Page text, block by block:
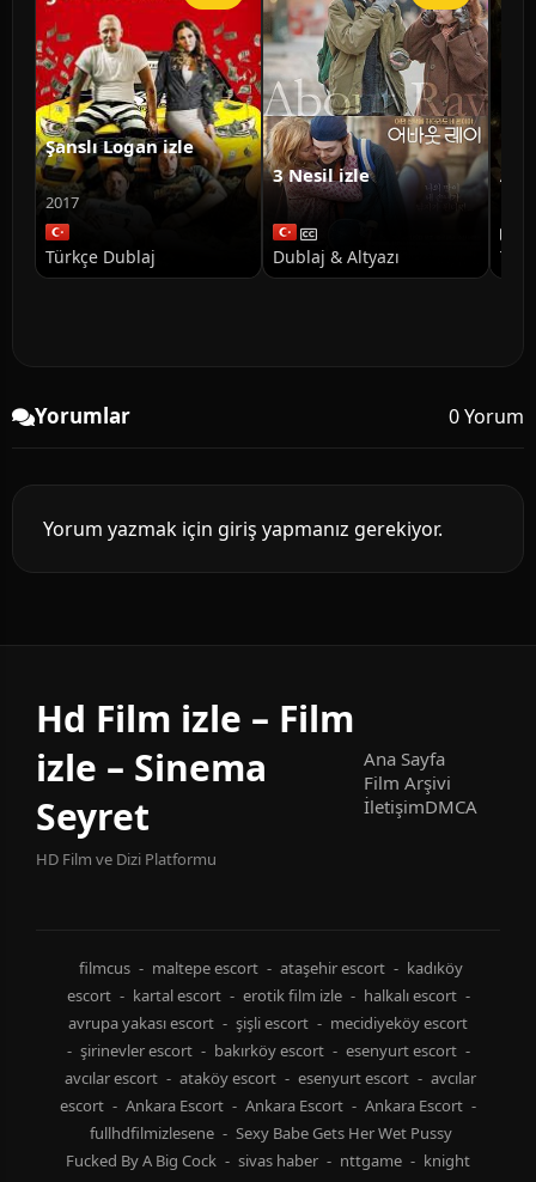
Şanslı Logan izle
2017
Türkçe Dublaj
3 Nesil izle
Dublaj & Altyazı
Yorumlar 0 Yorum
Yorum yazmak için giriş yapmanız gerekiyor.
Hd Film izle – Film
izle – Sinema
Seyret
HD Film ve Dizi Platformu
Ana Sayfa
Film Arşivi
İletişimDMCA
filmcus - maltepe escort - ataşehir escort - kadıköy
escort - kartal escort - erotik film izle - halkalı escort -
avrupa yakası escort - şişli escort - mecidiyeköy escort
- şirinevler escort - bakırköy escort - esenyurt escort -
avcılar escort - ataköy escort - esenyurt escort - avcılar
escort - Ankara Escort - Ankara Escort - Ankara Escort -
fullhdfilmizlesene - Sexy Babe Gets Her Wet Pussy
Fucked By A Big Cock - sivas haber - nttgame - knight